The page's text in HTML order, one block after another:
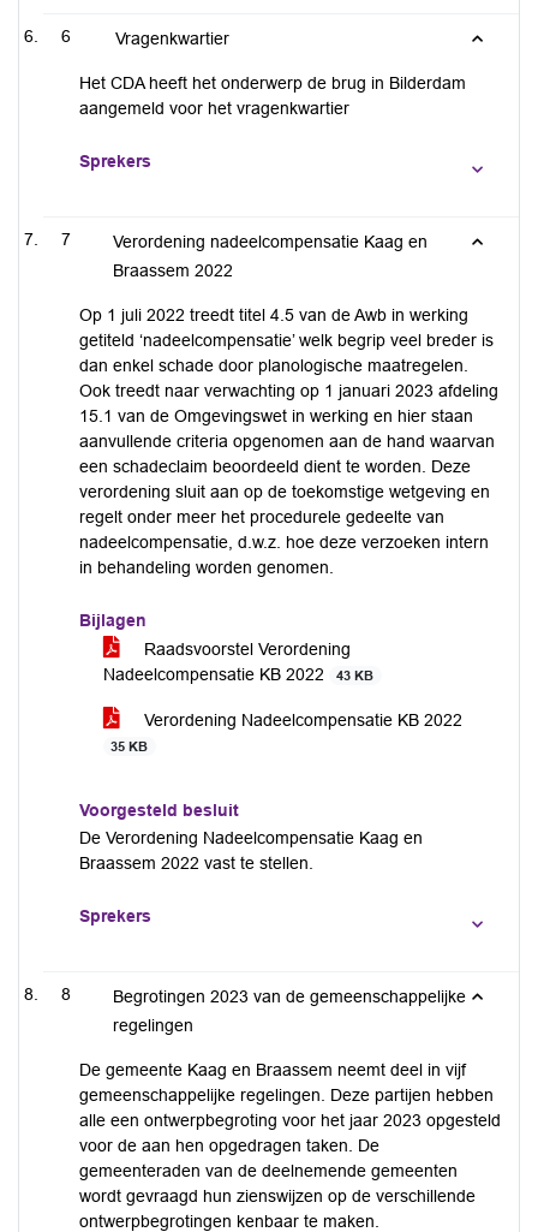
6 Vragenkwartier
Het CDA heeft het onderwerp de brug in Bilderdam
aangemeld voor het vragenkwartier
Sprekers
7
Verordening nadeelcompensatie Kaag en
Braassem 2022
Op 1 juli 2022 treedt titel 4.5 van de Awb in werking
getiteld ‘nadeelcompensatie’ welk begrip veel breder is
dan enkel schade door planologische maatregelen.
Ook treedt naar verwachting op 1 januari 2023 afdeling
15.1 van de Omgevingswet in werking en hier staan
aanvullende criteria opgenomen aan de hand waarvan
een schadeclaim beoordeeld dient te worden. Deze
verordening sluit aan op de toekomstige wetgeving en
regelt onder meer het procedurele gedeelte van
nadeelcompensatie, d.w.z. hoe deze verzoeken intern
in behandeling worden genomen.
Bijlagen
Raadsvoorstel Verordening
Nadeelcompensatie KB 2022
43 KB
Verordening Nadeelcompensatie KB 2022
35 KB
Voorgesteld besluit
De Verordening Nadeelcompensatie Kaag en
Braassem 2022 vast te stellen.
Sprekers
8
Begrotingen 2023 van de gemeenschappelijke
regelingen
De gemeente Kaag en Braassem neemt deel in vijf
gemeenschappelijke regelingen. Deze partijen hebben
alle een ontwerpbegroting voor het jaar 2023 opgesteld
voor de aan hen opgedragen taken. De
gemeenteraden van de deelnemende gemeenten
wordt gevraagd hun zienswijzen op de verschillende
ontwerpbegrotingen kenbaar te maken.